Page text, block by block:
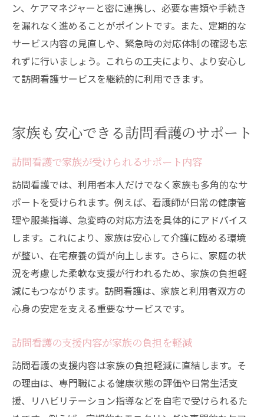
ン、ケアマネジャーと密に連携し、必要な書類や手続き
を漏れなく進めることがポイントです。また、定期的な
サービス内容の見直しや、緊急時の対応体制の確認も忘
れずに行いましょう。これらの工夫により、より安心し
て訪問看護サービスを継続的に利用できます。
家族も安心できる訪問看護のサポート
訪問看護で家族が受けられるサポート内容
訪問看護では、利用者本人だけでなく家族も多角的なサ
ポートを受けられます。例えば、看護師が日常の健康管
理や服薬指導、急変時の対応方法を具体的にアドバイス
します。これにより、家族は安心して介護に臨める環境
が整い、在宅療養の質が向上します。さらに、家庭の状
況を考慮した柔軟な支援が行われるため、家族の負担軽
減にもつながります。訪問看護は、家族と利用者双方の
心身の安定を支える重要なサービスです。
訪問看護の支援内容が家族の負担を軽減
訪問看護の支援内容は家族の負担軽減に直結します。そ
の理由は、専門職による健康状態の評価や日常生活支
援、リハビリテーション指導などを自宅で受けられるた